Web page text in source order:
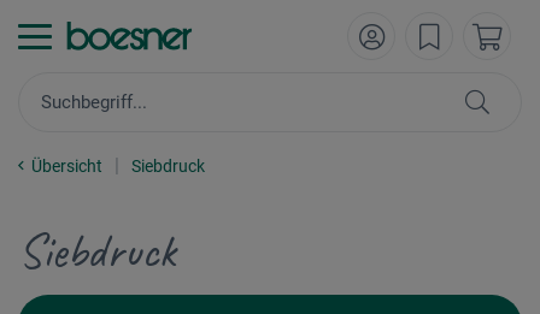
Übersicht Siebdruck
Siebdruck